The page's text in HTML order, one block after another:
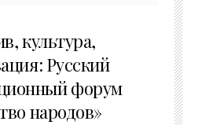
культура,
Русский
форум
народов»